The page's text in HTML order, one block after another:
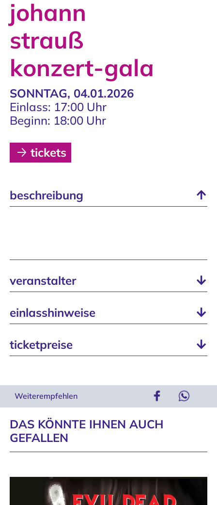
johann
strauß
konzert-gala
SONNTAG, 04.01.2026
Einlass: 17:00 Uhr
Beginn: 18:00 Uhr
tickets
beschreibung
veranstalter
einlasshinweise
ticketpreise
Weiterempfehlen
DAS KÖNNTE IHNEN AUCH
GEFALLEN